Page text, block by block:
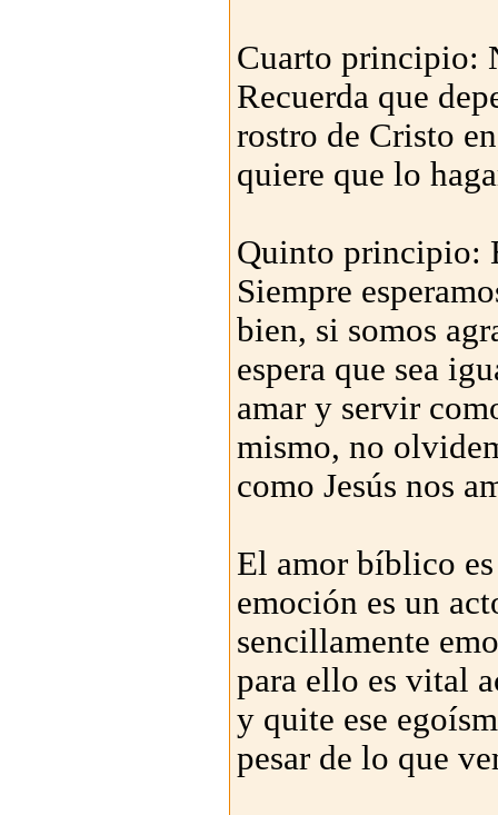
Cuarto principio:
Recuerda que
rostro de Cristo
quiere que lo
Quinto principio:
Siempre
bien, si somos
espera que sea
amar y servir
mismo, no
como Jesús nos
El amor bíblico
emoción es un
sencillamente
para ello es vital
y quite ese
pesar de lo que